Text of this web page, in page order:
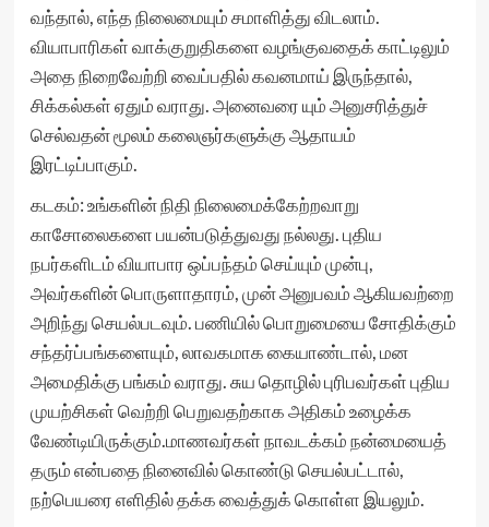
வந்தால், எந்த நிலைமையும் சமாளித்து விடலாம்.
வியாபாரிகள் வாக்குறுதிகளை வழங்குவதைக் காட்டிலும்
அதை நிறைவேற்றி வைப்பதில் கவனமாய் இருந்தால்,
சிக்கல்கள் ஏதும் வராது. அனைவரை யும் அனுசரித்துச்
செல்வதன் மூலம் கலைஞர்களுக்கு ஆதாயம்
இரட்டிப்பாகும்.
கடகம்: உங்களின் நிதி நிலைமைக்கேற்றவாறு
காசோலைகளை பயன்படுத்துவது நல்லது. புதிய
நபர்களிடம் வியாபார ஒப்பந்தம் செய்யும் முன்பு,
அவர்களின் பொருளாதாரம், முன் அனுபவம் ஆகியவற்றை
அறிந்து செயல்படவும். பணியில் பொறுமையை சோதிக்கும்
சந்தர்ப்பங்களையும், லாவகமாக கையாண்டால், மன
அமைதிக்கு பங்கம் வராது. சுய தொழில் புரிபவர்கள் புதிய
முயற்சிகள் வெற்றி பெறுவதற்காக அதிகம் உழைக்க
வேண்டியிருக்கும்.மாணவர்கள் நாவடக்கம் நன்மையைத்
தரும் என்பதை நினைவில் கொண்டு செயல்பட்டால்,
நற்பெயரை எளிதில் தக்க வைத்துக் கொள்ள இயலும்.